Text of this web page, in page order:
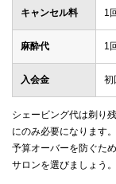
キャンセル料 1
麻酔代 1
入会金 初
シェービング代は剃り
にのみ必要になります。
予算オーバーを防ぐた
サロンを選びましょう。